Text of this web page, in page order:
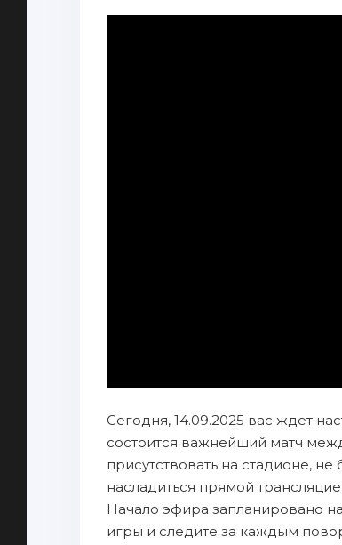
Сегодня, 14.09.2025 вас ждет
состоится важнейший матч
присутствовать на стадионе,
насладиться прямой
Начало эфира запланировано
игры и следите за каждым